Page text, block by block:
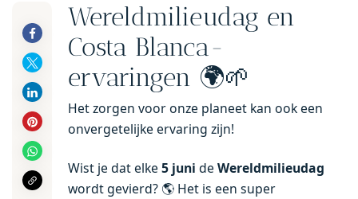
Wereldmilieudag en
Costa Blanca-
ervaringen 🌍🌱
Het zorgen voor onze planeet kan ook een
onvergetelijke ervaring zijn!
Wist je dat elke 5 juni de Wereldmilieudag
wordt gevierd? 🌎 Het is een super